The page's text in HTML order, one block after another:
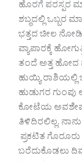
ಹೊರಗೆ ಪರಸ್ಪರ
ಶಬ್ಧದಲ್ಲಿ ಒಬ್ಬರ
ಭತ್ತದ ಚೀಲ
ವ್ಯಾಪಾರಕ್ಕೆ
ತಂದೆ ಅತ್ತ ಹೋದ
ಹುಯ್ಯಿ ರಾಶಿಯಲ್ಲಿ
ಹುಡುಗರ ಗುಂಪು
ಕೋಟೆಯ ಅವಶೇಷ
ತಿಳಿದಿರಲಿಲ್ಲ.
ಪ್ರಕಟಿತ
ಬರೆದುಕೊಡಲು